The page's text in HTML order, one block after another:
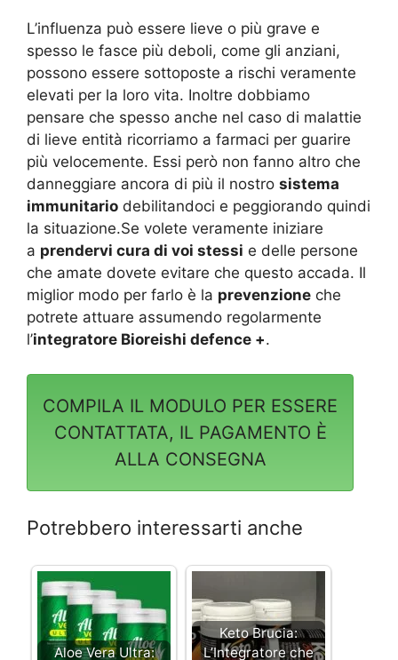
L’influenza può essere lieve o più grave e
spesso le fasce più deboli, come gli anziani,
possono essere sottoposte a rischi veramente
elevati per la loro vita. Inoltre dobbiamo
pensare che spesso anche nel caso di malattie
di lieve entità ricorriamo a farmaci per guarire
più velocemente. Essi però non fanno altro che
danneggiare ancora di più il nostro sistema
immunitario debilitandoci e peggiorando quindi
la situazione.Se volete veramente iniziare
a prendervi cura di voi stessi e delle persone
che amate dovete evitare che questo accada. Il
miglior modo per farlo è la prevenzione che
potrete attuare assumendo regolarmente
l’integratore Bioreishi defence +.
COMPILA IL MODULO PER ESSERE
CONTATTATA, IL PAGAMENTO È
ALLA CONSEGNA
Potrebbero interessarti anche
Aloe Vera Ultra:
Keto Brucia:
L’Integratore che